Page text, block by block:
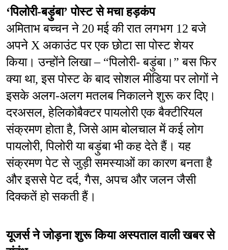
‘पिलोरी-बड़ुंबा’ पोस्ट से मचा हड़कंप
अमिताभ बच्चन ने 20 मई की रात लगभग 12 बजे
अपने X अकाउंट पर एक छोटा सा पोस्ट शेयर
किया। उन्होंने लिखा – “पिलोरी- बड़ुंबा।” बस फिर
क्या था, इस पोस्ट के बाद सोशल मीडिया पर लोगों ने
इसके अलग-अलग मतलब निकालने शुरू कर दिए।
दरअसल, हेलिकोबैक्टर पायलोरी एक बैक्टीरियल
संक्रमण होता है, जिसे आम बोलचाल में कई लोग
पायलोरी, पिलोरी या बड़ुंबा भी कह देते हैं। यह
संक्रमण पेट से जुड़ी समस्याओं का कारण बनता है
और इससे पेट दर्द, गैस, अपच और जलन जैसी
दिक्कतें हो सकती हैं।
यूजर्स ने जोड़ना शुरू किया अस्पताल वाली खबर से